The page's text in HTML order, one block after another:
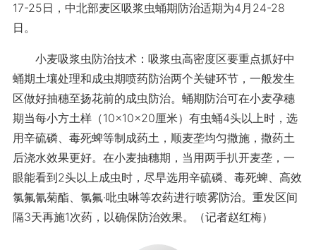
17-25日，中北部麦区吸浆虫蛹期防治适期为4月24-28
日。
小麦吸浆虫防治技术：吸浆虫高密度区要重点抓好中
蛹期土壤处理和成虫期喷药防治两个关键环节，一般发生
区做好抽穗至扬花前的成虫防治。蛹期防治可在小麦孕穗
期当每小方土样（10×10×20厘米）有虫蛹4头以上时，选
用辛硫磷、毒死蜱等制成药土，顺麦垄均匀撒施，撒药土
后浇水效果更好。在小麦抽穗期，当用两手扒开麦垄，一
眼能看到2头以上成虫时，尽早选用辛硫磷、毒死蜱、高效
氯氟氰菊酯、氯氟·吡虫啉等农药进行喷雾防治。重发区间
隔3天再施1次药，以确保防治效果。（记者赵红梅）